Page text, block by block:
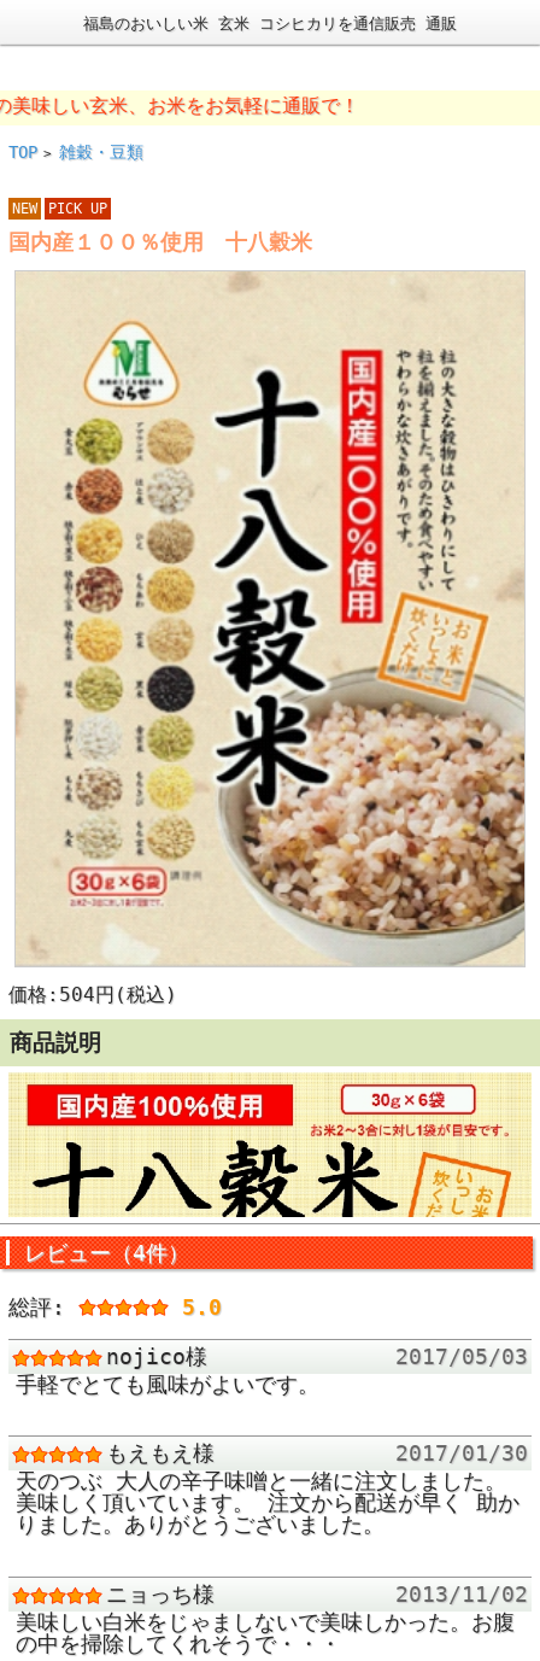
福島のおいしい米 玄米 コシヒカリを通信販売 通販
しい玄米、お米をお気軽に通販で！
TOP > 雑穀・豆類
NEW PICK UP
国内産１００％使用 十八穀米
価格:504円(税込)
商品説明
▼ 商品説明の続きを見る ▼
価格:504円(税込)
レビュー（4件）
総評:
5.0
nojico様
2017/05/03
手軽でとても風味がよいです。
もえもえ様
2017/01/30
天のつぶ 大人の辛子味噌と一緒に注文しました。
美味しく頂いています。 注文から配送が早く 助か
りました。ありがとうございました。
ニョっち様
2013/11/02
美味しい白米をじゃましないで美味しかった。お腹
の中を掃除してくれそうで・・・